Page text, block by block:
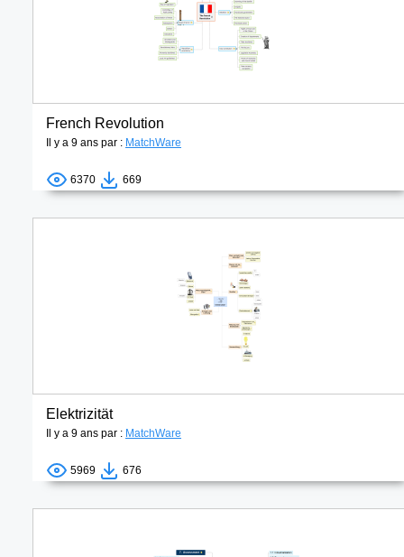
French Revolution
Il y a 9 ans par : MatchWare
6370 669
Elektrizität
Il y a 9 ans par : MatchWare
5969 676